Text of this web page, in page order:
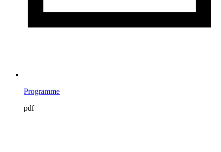
Programme
pdf